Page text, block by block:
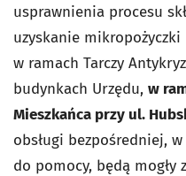
usprawnienia procesu
uzyskanie
w ramach Tarczy
budynkach Urzędu, w
Mieszkańca przy ul.
obsługi bezpośredniej,
do pomocy, będą mogły